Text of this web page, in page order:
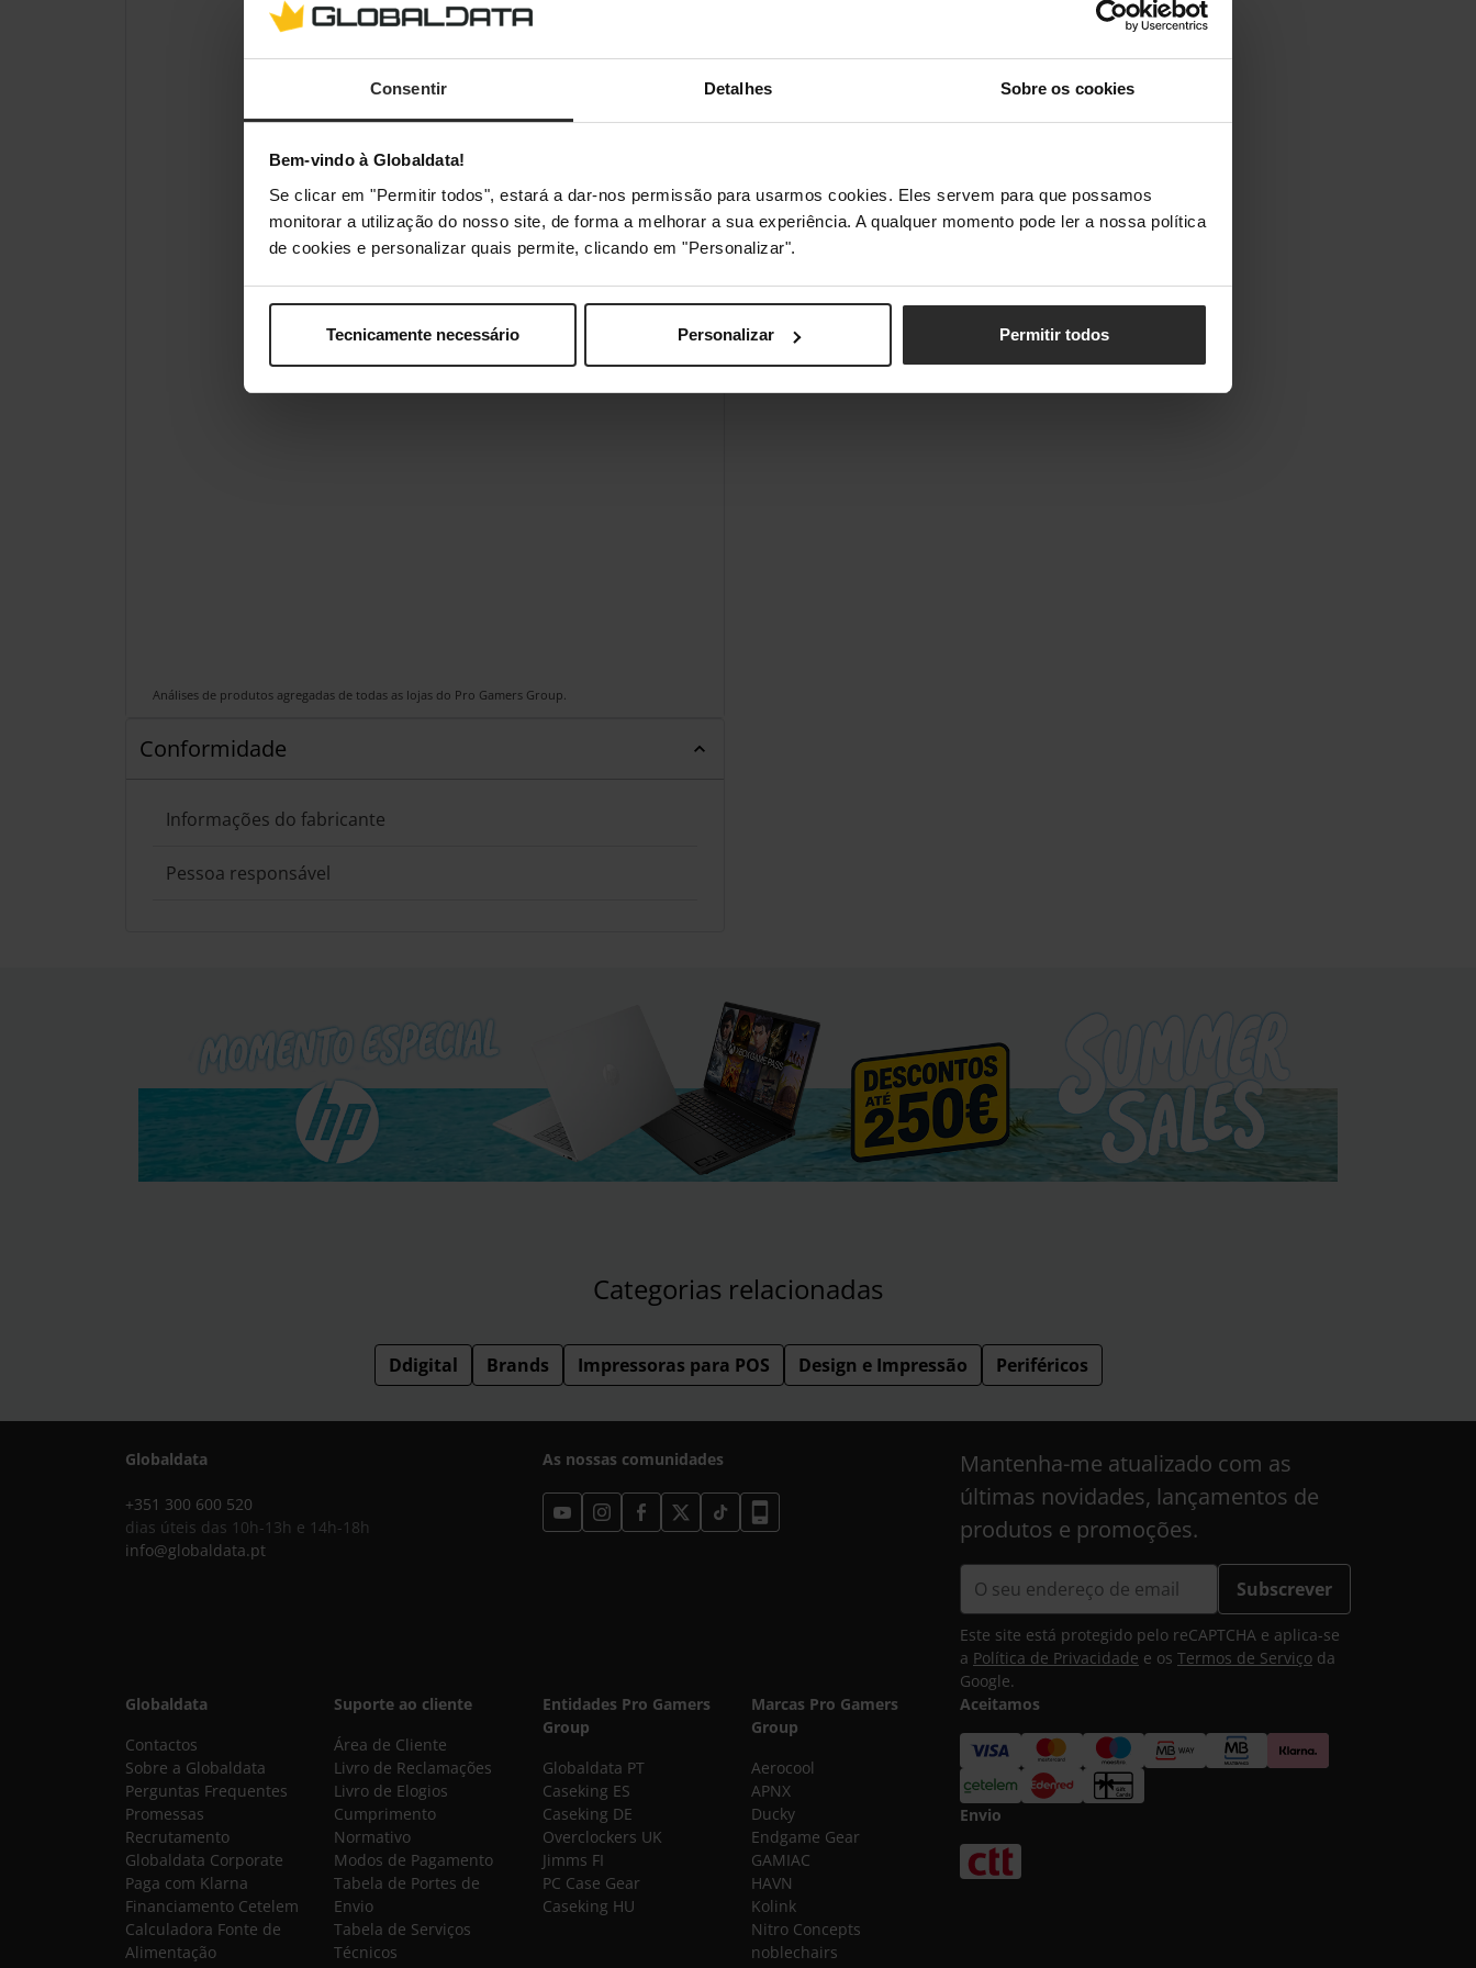
Consentir Detalhes Sobre os cookies
Bem-vindo à Globaldata!
Se clicar em "Permitir todos", estará a dar-nos permissão para usarmos cookies. Eles servem para que possamos
monitorar a utilização do nosso site, de forma a melhorar a sua experiência. A qualquer momento pode ler a nossa política
de cookies e personalizar quais permite, clicando em "Personalizar".
Tecnicamente necessário Personalizar Permitir todos
Análises de produtos agregadas de todas as lojas do Pro Gamers Group.
Conformidade
Informações do fabricante
Pessoa responsável
Categorias relacionadas
Ddigital Brands Impressoras para POS Design e Impressão Periféricos
Globaldata
+351 300 600 520
dias úteis das 10h-13h e 14h-18h
info@globaldata.pt
As nossas comunidades
Mantenha-me atualizado com as
últimas novidades, lançamentos de
produtos e promoções.
Subscrever
Este site está protegido pelo reCAPTCHA e aplica-se
a Política de Privacidade e os Termos de Serviço da
Google.
Globaldata
Contactos
Sobre a Globaldata
Perguntas Frequentes
Promessas
Recrutamento
Globaldata Corporate
Paga com Klarna
Financiamento Cetelem
Calculadora Fonte de
Alimentação
Suporte ao cliente
Área de Cliente
Livro de Reclamações
Livro de Elogios
Cumprimento
Normativo
Modos de Pagamento
Tabela de Portes de
Envio
Tabela de Serviços
Técnicos
Entidades Pro Gamers
Group
Globaldata PT
Caseking ES
Caseking DE
Overclockers UK
Jimms FI
PC Case Gear
Caseking HU
Marcas Pro Gamers
Group
Aerocool
APNX
Ducky
Endgame Gear
GAMIAC
HAVN
Kolink
Nitro Concepts
noblechairs
Aceitamos
Envio